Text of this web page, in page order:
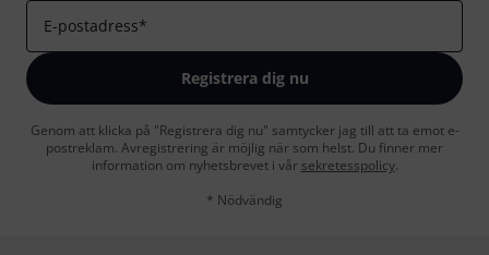
E-postadress*
Registrera dig nu
Genom att klicka på "Registrera dig nu" samtycker jag till att ta emot e-
postreklam. Avregistrering är möjlig när som helst. Du finner mer
information om nyhetsbrevet i vår sekretesspolicy.
* Nödvändig